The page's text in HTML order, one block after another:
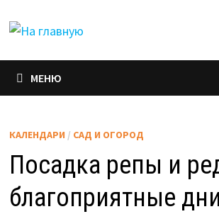
МЕНЮ
КАЛЕНДАРИ / САД И ОГОРОД
Посадка репы и
благоприятные